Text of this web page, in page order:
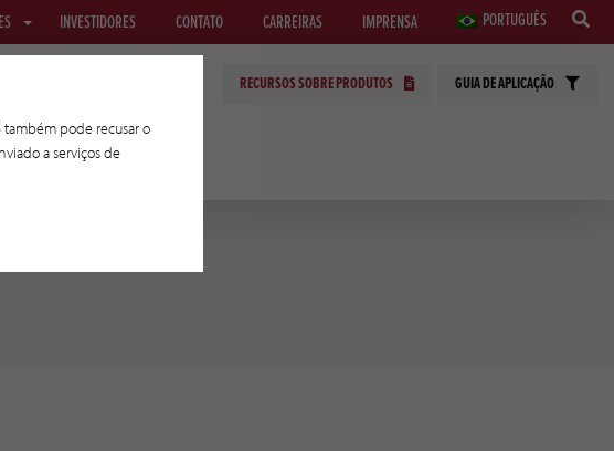
INVESTIDORES CONTATO CARREIRAS IMPRENSA PORTUGUÊS
TECNOLOGIAS APLICADAS
RECURSOS SOBRE PRODUTOS GUIA DE APLICAÇÃO
também pode recusar o
a serviços de